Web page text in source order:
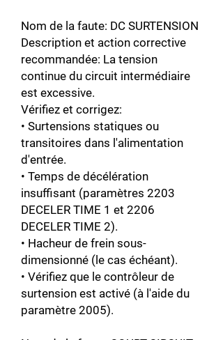
Nom de la faute: DC SURTENSION
Description et action corrective
recommandée: La tension
continue du circuit intermédiaire
est excessive.
Vérifiez et corrigez:
• Surtensions statiques ou
transitoires dans l'alimentation
d'entrée.
• Temps de décélération
insuffisant (paramètres 2203
DECELER TIME 1 et 2206
DECELER TIME 2).
• Hacheur de frein sous-
dimensionné (le cas échéant).
• Vérifiez que le contrôleur de
surtension est activé (à l'aide du
paramètre 2005).